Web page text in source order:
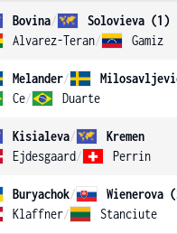
Bovina/
Solovieva (1)
Alvarez-Teran/ Gamiz
Melander/
Ce/ Duarte
Kisialeva/
Kremen
Ejdesgaard/ Perrin
Buryachok/
Wienerova
Klaffner/ Stanciute